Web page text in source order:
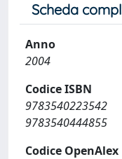
Scheda
Anno
2004
Codice ISBN
9783540223542
9783540444855
Codice OpenAlex